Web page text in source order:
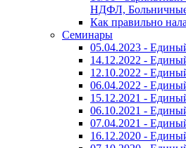
НДФЛ,
Как правильно
Семинары
05.04.2023 -
14.12.2022 -
12.10.2022 -
06.04.2022 -
15.12.2021 -
06.10.2021 -
07.04.2021 -
16.12.2020 -